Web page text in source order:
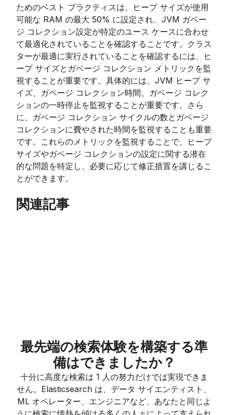
ためのベスト プラクティスは、ヒープ サイズが使用
可能な RAM の最大 50% に設定され、JVM ガベー
ジ コレクション設定が特定のユース ケースに合わせ
て最適化されていることを確認することです。クラス
ターが最適に実行されていることを確認するには、ヒ
ープ サイズとガベージ コレクション メトリックを監
視することが重要です。具体的には、JVM ヒープ サ
イズ、ガベージ コレクション時間、ガベージ コレク
ションの一時停止を監視することが重要です。さら
に、ガベージ コレクション サイクルの数とガベージ
コレクションに費やされた時間を監視することも重要
です。これらのメトリックを監視することで、ヒープ
サイズやガベージ コレクションの設定に関する潜在
的な問題を特定し、必要に応じて修正措置を講じるこ
とができます。
関連記事
最先端の検索体験を構築する準
備はできましたか？
十分に高度な検索は 1 人の努力だけでは実現できま
せん。Elasticsearch は、データ サイエンティスト、
ML オペレーター、エンジニアなど、あなたと同じよ